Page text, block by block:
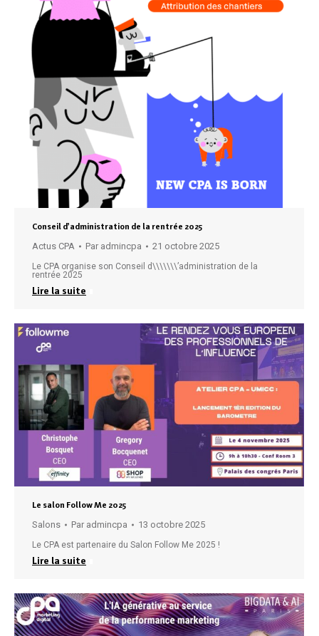
Conseil d’administration de la rentrée 2025
Actus CPA Par admincpa 21 octobre 2025
Le CPA organise son Conseil d\\\\\\\’administration de la
rentrée 2025
Lire la suite
Le salon Follow Me 2025
Salons Par admincpa 13 octobre 2025
Le CPA est partenaire du Salon Follow Me 2025 !
Lire la suite